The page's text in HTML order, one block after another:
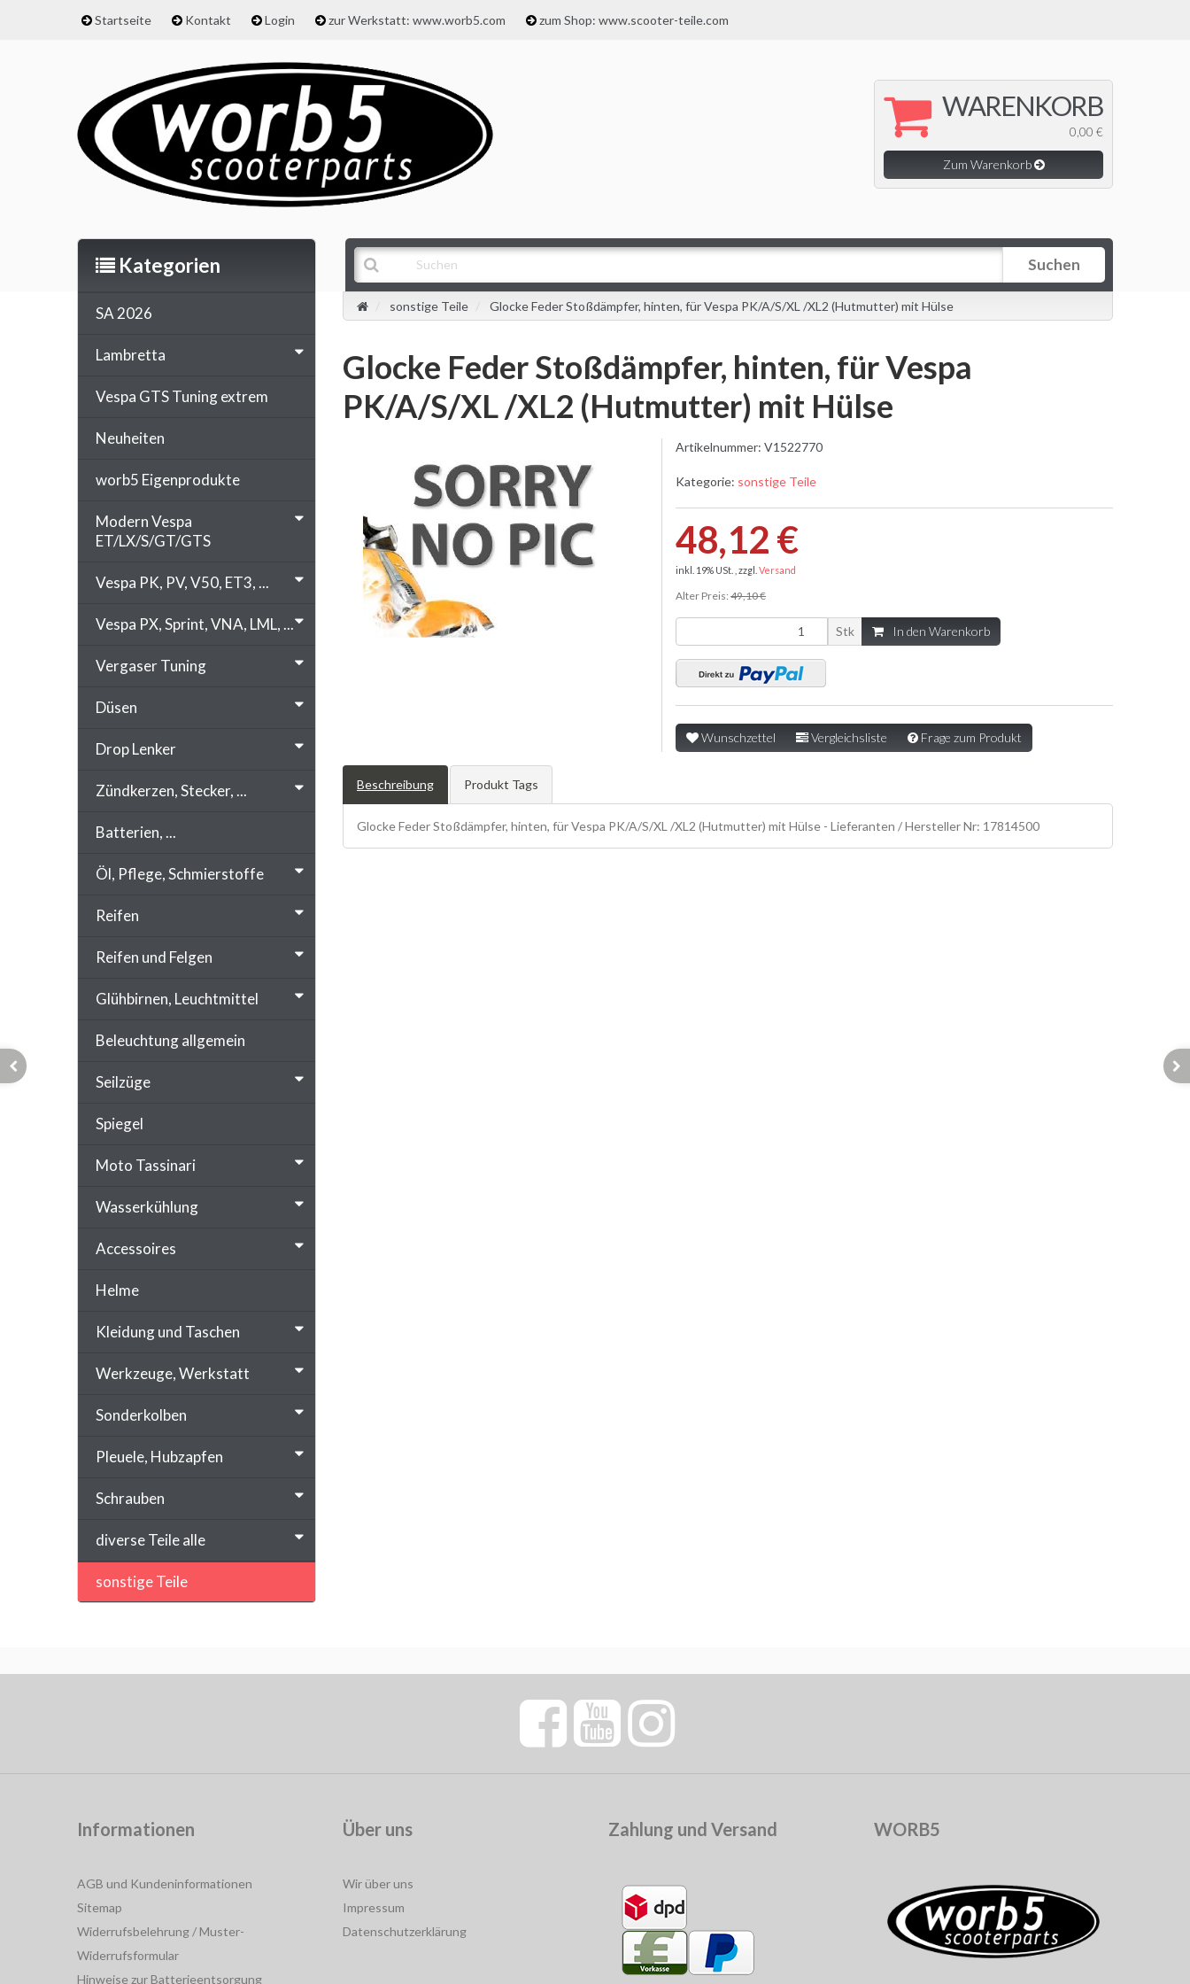
Startseite Kontakt Login zur Werkstatt: www.worb5.com zum Shop: www.scooter-teile.com
WARENKORB
0,00 €
Zum Warenkorb
Suchen
sonstige Teile Glocke Feder Stoßdämpfer, hinten, für Vespa PK/A/S/XL /XL2 (Hutmutter) mit Hülse
Glocke Feder Stoßdämpfer, hinten, für Vespa
PK/A/S/XL /XL2 (Hutmutter) mit Hülse
Artikelnummer: V1522770
Kategorie: sonstige Teile
48,12 €
inkl. 19% USt. , zzgl. Versand
Alter Preis: 49,10 €
Stk In den Warenkorb
Wunschzettel Vergleichsliste Frage zum Produkt
Beschreibung Produkt Tags
Glocke Feder Stoßdämpfer, hinten, für Vespa PK/A/S/XL /XL2 (Hutmutter) mit Hülse - Lieferanten / Hersteller Nr: 17814500
Kategorien
SA 2026
Lambretta
Vespa GTS Tuning extrem
Neuheiten
worb5 Eigenprodukte
Modern Vespa
ET/LX/S/GT/GTS
Vespa PK, PV, V50, ET3, ...
Vespa PX, Sprint, VNA, LML, ...
Vergaser Tuning
Düsen
Drop Lenker
Zündkerzen, Stecker, ...
Batterien, ...
Öl, Pflege, Schmierstoffe
Reifen
Reifen und Felgen
Glühbirnen, Leuchtmittel
Beleuchtung allgemein
Seilzüge
Spiegel
Moto Tassinari
Wasserkühlung
Accessoires
Helme
Kleidung und Taschen
Werkzeuge, Werkstatt
Sonderkolben
Pleuele, Hubzapfen
Schrauben
diverse Teile alle
sonstige Teile
Informationen
AGB und Kundeninformationen
Sitemap
Widerrufsbelehrung / Muster-
Widerrufsformular
Hinweise zur Batterieentsorgung
Über uns
Wir über uns
Impressum
Datenschutzerklärung
Zahlung und Versand WORB5